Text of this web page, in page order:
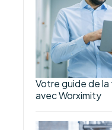
Votre guide de
avec Worximity